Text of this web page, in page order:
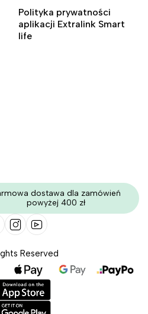
Polityka prywatności
aplikacji Extralink Smart
life
dostawa dla zamówień
powyżej 400 zł
Reserved